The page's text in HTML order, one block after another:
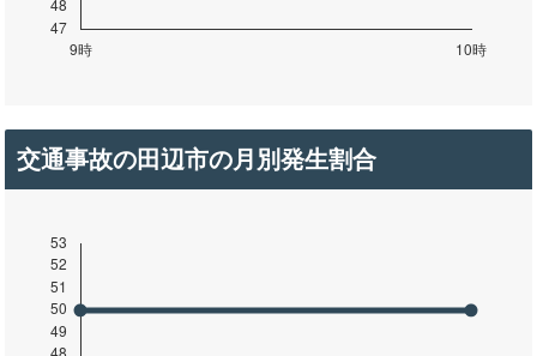
交通事故の田辺市の月別発生割合